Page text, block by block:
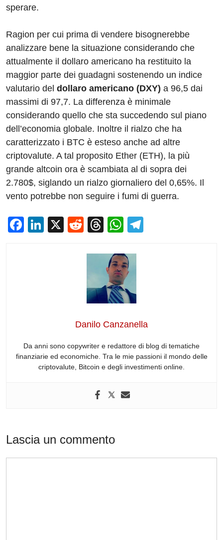
sperare.
Ragion per cui prima di vendere bisognerebbe
analizzare bene la situazione considerando che
attualmente il dollaro americano ha restituito la
maggior parte dei guadagni sostenendo un indice
valutario del dollaro americano (DXY) a 96,5 dai
massimi di 97,7. La differenza è minimale
considerando quello che sta succedendo sul piano
dell’economia globale. Inoltre il rialzo che ha
caratterizzato i BTC è esteso anche ad altre
criptovalute. A tal proposito Ether (ETH), la più
grande altcoin ora è scambiata al di sopra dei
2.780$, siglando un rialzo giornaliero del 0,65%. Il
vento potrebbe non seguire i fumi di guerra.
F
Li
X
R
d
di
t
T
e
a
d
s
W
at
s
A
p
p
Danilo Canzanella
Da anni sono copywriter e redattore di blog di tematiche
finanziarie ed economiche. Tra le mie passioni il mondo delle
criptovalute, Bitcoin e degli investimenti online.
Lascia un commento